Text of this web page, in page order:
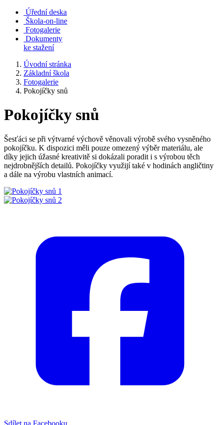
Úřední deska
Škola-on-line
Fotogalerie
Dokumenty
ke stažení
Úvodní stránka
Základní škola
Fotogalerie
Pokojíčky snů
Pokojíčky snů
Šesťáci se při výtvarné výchově věnovali výrobě svého vysněného
pokojíčku. K dispozici měli pouze omezený výběr materiálu, ale
díky jejich úžasné kreativitě si dokázali poradit i s výrobou těch
nejdrobnějších detailů. Pokojíčky využijí také v hodinách angličtiny
a dále na výrobu vlastních animací.
Sdílet na Facebooku